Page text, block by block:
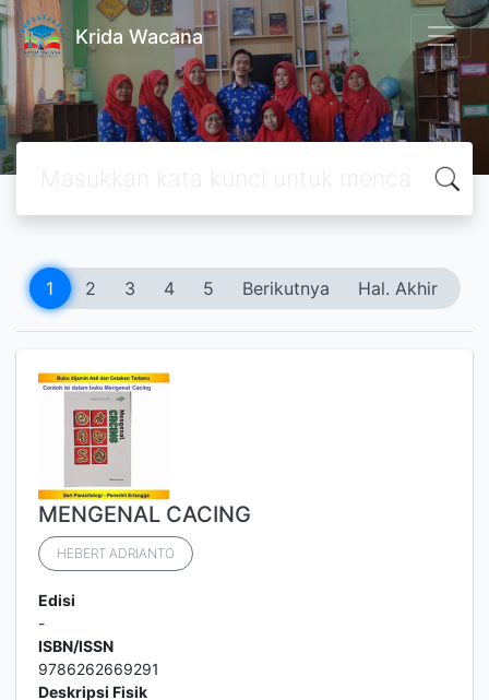
Krida Wacana
1 2 3 4 5 Berikutnya Hal. Akhir
MENGENAL CACING
HEBERT ADRIANTO
Edisi
-
ISBN/ISSN
9786262669291
Deskripsi Fisik